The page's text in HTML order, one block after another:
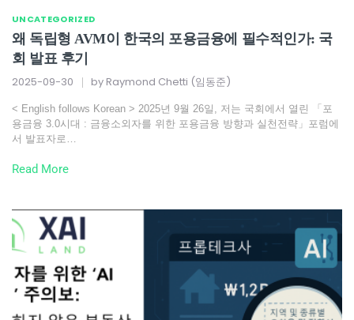
UNCATEGORIZED
왜 독립형 AVM이 한국의 포용금융에 필수적인가: 국
회 발표 후기
2025-09-30 by Raymond Chetti (임동준)
< English follows Korean > 2025년 9월 26일, 저는 국회에서 열린 「포
용금융 3.0시대 : 금융소외자를 위한 포용금융 방향과 실천전략」포럼에
서 발표자로…
Read More